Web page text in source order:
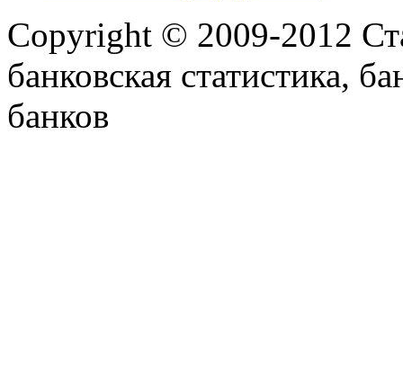
Copyright © 2009-2012
банковская статистика,
банков